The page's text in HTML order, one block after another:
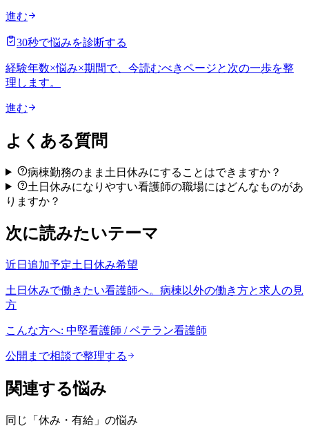
進む
30秒で悩みを診断する
経験年数×悩み×期間で、今読むべきページと次の一歩を整
理します。
進む
よくある質問
病棟勤務のまま土日休みにすることはできますか？
土日休みになりやすい看護師の職場にはどんなものがあ
りますか？
次に読みたいテーマ
近日追加予定土日休み希望
土日休みで働きたい看護師へ。病棟以外の働き方と求人の見
方
こんな方へ: 中堅看護師 / ベテラン看護師
公開まで相談で整理する
関連する悩み
同じ「 休み・有給 」の悩み